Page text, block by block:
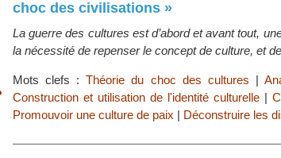
choc des civilisations »
La guerre des cultures est d’abord et avant tout,
la nécessité de repenser le concept de culture, et
Mots clefs :Théorie du choc des cultures |
Construction et utilisation de l'identité culturelle |
Promouvoir une culture de paix | Déconstruire les